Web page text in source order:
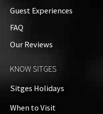
Guest Experiences
FAQ
Our Reviews
KNOW SITGES
Sitges Holidays
When to Visit